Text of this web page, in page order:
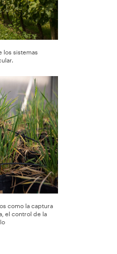
los sistemas
como la captura
el control de la